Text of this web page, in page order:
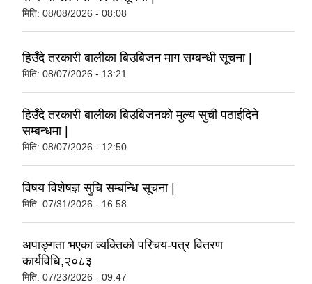
मिति: 08/08/2026 - 08:08
हिउँदे तरकारी बालीका बिउबिजन माग सम्बन्धी सूचना |
मिति: 08/07/2026 - 13:21
हिउँदे तरकारी बालीका बिउबिजनको मुल्य सुची पठाईदिने
सम्बन्धमा |
मिति: 08/07/2026 - 12:50
विषय विशेषज्ञ सुचि सम्बन्धि सूचना |
मिति: 07/31/2026 - 16:58
अपाङ्गता भएका व्यक्तिको परिचय-पत्र वितरण
कार्यविधि,२०८३
मिति: 07/23/2026 - 09:47